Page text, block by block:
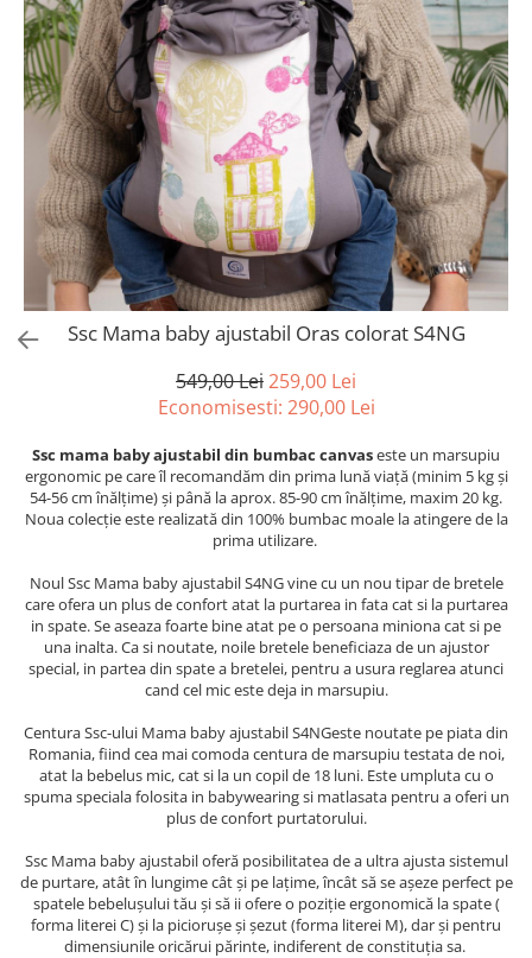
Ssc Mama baby ajustabil Oras colorat S4NG
549,00 Lei259,00 Lei
Economisesti: 290,00 Lei
Ssc mama baby ajustabil din bumbac canvaseste un marsupiu
ergonomic pe care îl recomandăm din prima lună viață (minim 5 kg și
54-56 cm înălțime) și până la aprox. 85-90 cm înălțime, maxim 20 kg.
Noua colecție este realizată din 100% bumbac moale la atingere de la
prima utilizare.
Noul Ssc Mama baby ajustabil S4NG vine cu un nou tipar de bretele
care ofera un plus de confort atat la purtarea in fata cat si la purtarea
in spate. Se aseaza foarte bine atat pe o persoana miniona cat si pe
una inalta. Ca si noutate, noile bretele beneficiaza de un ajustor
special, in partea din spate a bretelei, pentru a usura reglarea atunci
cand cel mic este deja in marsupiu.
Centura Ssc-ului Mama baby ajustabil S4NGeste noutate pe piata din
Romania, fiind cea mai comoda centura de marsupiu testata de noi,
atat la bebelus mic, cat si la un copil de 18 luni. Este umpluta cu o
spuma speciala folosita in babywearing si matlasata pentru a oferi un
plus de confort purtatorului.
Ssc Mama baby ajustabil oferă posibilitatea de a ultra ajusta sistemul
de purtare, atât în lungime cât și pe lațime, încât să se așeze perfect pe
spatele bebelușului tău și să ii ofere o poziție ergonomică la spate (
forma literei C) și la piciorușe și șezut (forma literei M), dar și pentru
dimensiunile oricărui părinte, indiferent de constituția sa.